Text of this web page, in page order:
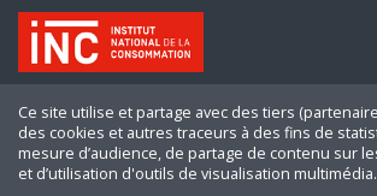
Ce site utilise et partage avec des tiers
des cookies et autres traceurs à des fins de
mesure d’audience, de partage de contenu sur
et d’utilisation d'outils de visualisation multimédia.